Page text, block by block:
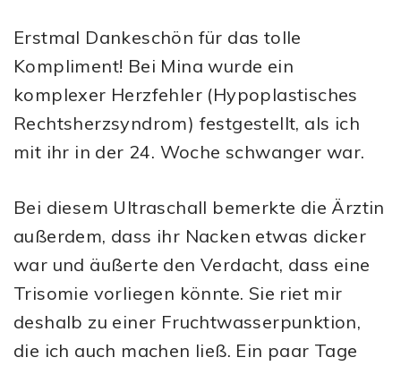
Erstmal Dankeschön für das tolle
Kompliment! Bei Mina wurde ein
komplexer Herzfehler (Hypoplastisches
Rechtsherzsyndrom) festgestellt, als ich
mit ihr in der 24. Woche schwanger war.
Bei diesem Ultraschall bemerkte die Ärztin
außerdem, dass ihr Nacken etwas dicker
war und äußerte den Verdacht, dass eine
Trisomie vorliegen könnte. Sie riet mir
deshalb zu einer Fruchtwasserpunktion,
die ich auch machen ließ. Ein paar Tage